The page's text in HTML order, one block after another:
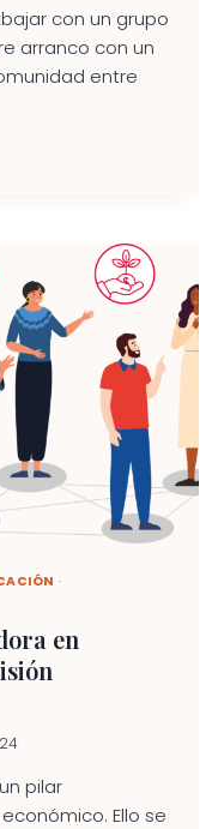
con un grupo
arranco con un
entre
·
en
pilar
Ello se